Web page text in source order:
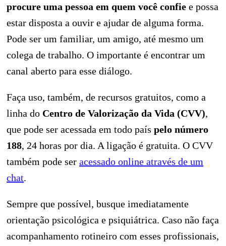
procure uma pessoa em quem você confie e possa
estar disposta a ouvir e ajudar de alguma forma.
Pode ser um familiar, um amigo, até mesmo um
colega de trabalho. O importante é encontrar um
canal aberto para esse diálogo.
Faça uso, também, de recursos gratuitos, como a
linha do Centro de Valorização da Vida (CVV),
que pode ser acessada em todo país pelo número
188, 24 horas por dia. A ligação é gratuita. O CVV
também pode ser acessado online através de um
chat.
Sempre que possível, busque imediatamente
orientação psicológica e psiquiátrica. Caso não faça
acompanhamento rotineiro com esses profissionais,